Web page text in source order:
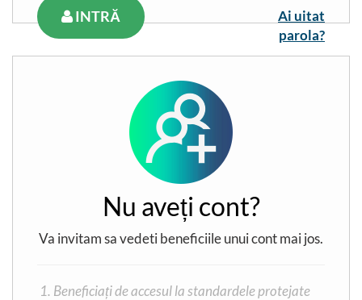
INTRĂ
Ai uitat
parola?
Nu aveți cont?
Va invitam sa vedeti beneficiile unui cont mai jos.
Beneficiați de accesul la standardele protejate